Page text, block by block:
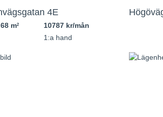
4E
68 m2
10787 kr/mån
1:a hand